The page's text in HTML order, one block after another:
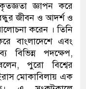
কৃতজ্ঞতা জ্ঞাপন করে
জীবন ও আদর্শ ও
করেন । তিনি
বাংলাদেশে এবং
বিভিন্ন পদক্ষেপ,
পুরো বিশ্বের
মোকাবিলায় এক